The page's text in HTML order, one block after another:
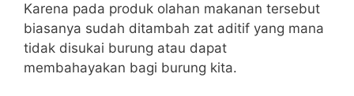
Karena pada produk olahan makanan tersebut
biasanya sudah ditambah zat aditif yang mana
tidak disukai burung atau dapat
membahayakan bagi burung kita.